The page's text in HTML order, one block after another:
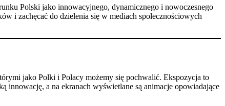
Polski jako innowacyjnego, dynamicznego i nowoczesnego
i zachęcać do dzielenia się w mediach społecznościowych
jako Polki i Polacy możemy się pochwalić. Ekspozycja to
innowację, a na ekranach wyświetlane są animacje opowiadające